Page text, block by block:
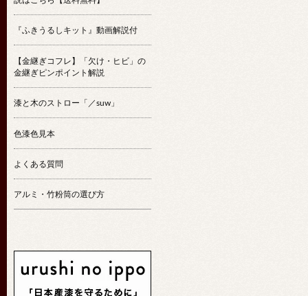
『ふきうるしキット』動画解説付
【金継ぎコフレ】「欠け・ヒビ」の
金継ぎピンポイント解説
漆と木のストロー「／suw」
色漆色見本
よくある質問
アルミ・竹粉筒の選び方